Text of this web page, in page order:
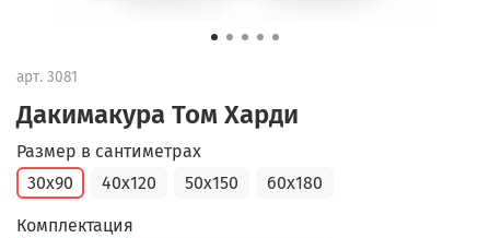
арт. 3081
Дакимакура Том Харди
Размер в сантиметрах
30x90
40x120 50x150 60x180
Комплектация